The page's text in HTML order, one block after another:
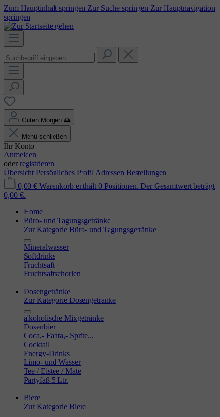
Zum Hauptinhalt springen Zur Suche springen Zur Hauptnavigation
springen
Guten Morgen 🌅
Menü schließen
Ihr Konto
Anmelden
oder registrieren
Übersicht Persönliches Profil Adressen Bestellungen
0,00 € Warenkorb enthält 0 Positionen. Der Gesamtwert beträgt
0,00 €.
Home
Büro- und Tagungsgetränke
Zur Kategorie Büro- und Tagungsgetränke
Mineralwasser
Softdrinks
Fruchtsaft
Fruchtsaftschorlen
Dosengetränke
Zur Kategorie Dosengetränke
alkoholische Mixgetränke
Dosenbier
Coca,- Fanta,- Sprite...
Cocktail
Energy-Drinks
Limo- und Wasser
Tee / Eistee / Mate
Partyfaß 5 Ltr.
Biere
Zur Kategorie Biere